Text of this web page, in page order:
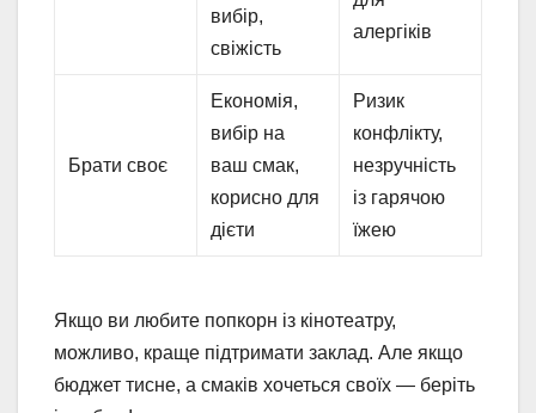
вибір,
свіжість
алергіків
Брати своє
Економія,
вибір на
ваш смак,
корисно для
дієти
Ризик
конфлікту,
незручність
із гарячою
їжею
Якщо ви любите попкорн із кінотеатру,
можливо, краще підтримати заклад. Але якщо
бюджет тисне, а смаків хочеться своїх — беріть